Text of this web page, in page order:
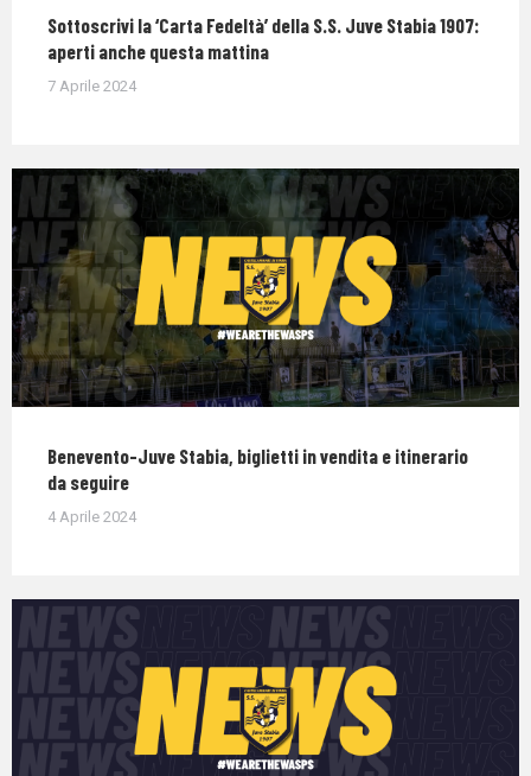
Sottoscrivi la ‘Carta Fedeltà’ della S.S. Juve Stabia 1907:
aperti anche questa mattina
7 Aprile 2024
Benevento-Juve Stabia, biglietti in vendita e itinerario
da seguire
4 Aprile 2024